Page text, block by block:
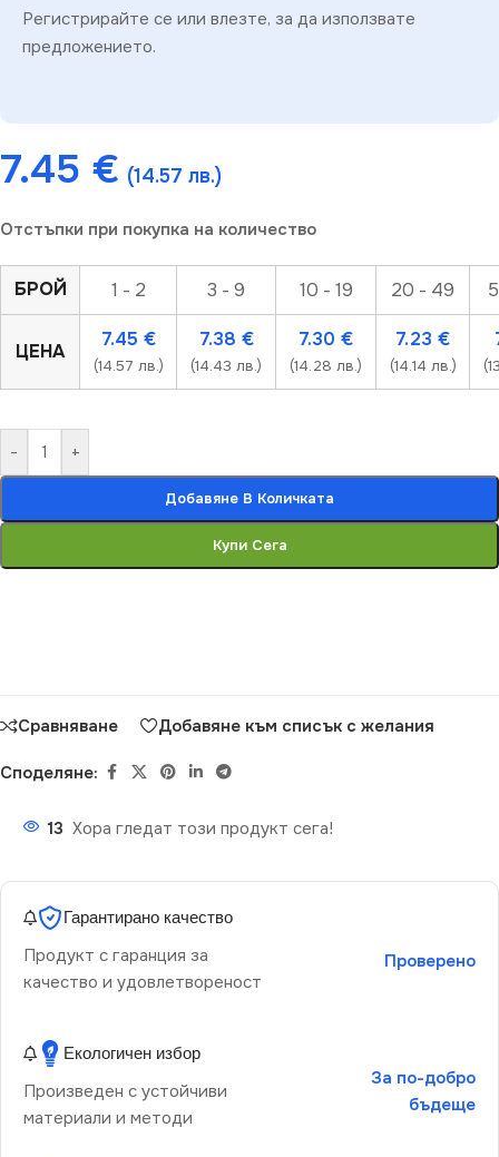
Регистрирайте се или влезте, за да използвате
предложението.
7.45 € (14.57 лв.)
Отстъпки при покупка на количество
БРОЙ 1 - 2 3 - 9 10 - 19 20 - 49
ЦЕНА
7.45 €
(14.57 лв.)
7.38 €
(14.43 лв.)
7.30 €
(14.28 лв.)
7.23 €
(14.14 лв.)
- +
Добавяне В Количката
Купи Сега
Сравняване Добавяне към списък с желания
Споделяне:
13 Хора гледат този продукт сега!
Гарантирано качество
Продукт с гаранция за
качество и удовлетвореност
Проверено
Екологичен избор
Произведен с устойчиви
материали и методи
За по-добро
бъдеще